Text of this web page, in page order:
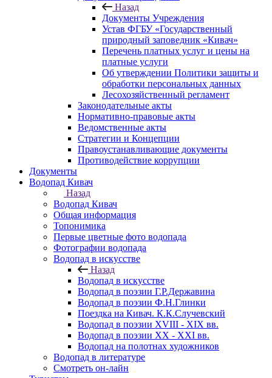
Назад
Документы Учреждения
Устав ФГБУ «Государственный
природный заповедник «Кивач»
Перечень платных услуг и цены на
платные услуги
Об утверждении Политики защиты и
обработки персональных данных
Лесохозяйственный регламент
Законодательные акты
Нормативно-правовые акты
Ведомственные акты
Стратегии и Концепции
Правоустанавливающие документы
Противодействие коррупции
Документы
Водопад Кивач
Назад
Водопад Кивач
Общая информация
Топонимика
Первые цветные фото водопада
Фотографии водопада
Водопад в искусстве
Назад
Водопад в искусстве
Водопад в поэзии Г.Р.Державина
Водопад в поэзии Ф.Н.Глинки
Поездка на Кивач. К.К.Случевский
Водопад в поэзии XVIII - XIX вв.
Водопад в поэзии XX - XXI вв.
Водопад на полотнах художников
Водопад в литературе
Смотреть он-лайн